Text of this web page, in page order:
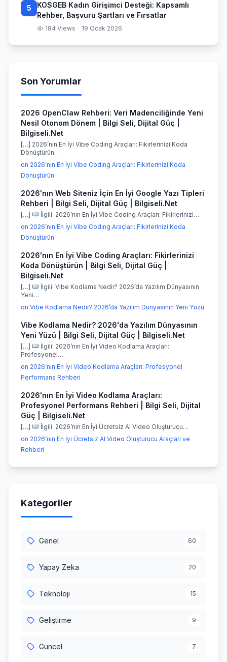
5
KOSGEB Kadın Girişimci Desteği: Kapsamlı
Rehber, Başvuru Şartları ve Fırsatlar
184 Views 19 Ocak 2026
Son Yorumlar
2026 OpenClaw Rehberi: Veri Madenciliğinde Yeni
Nesil Otonom Dönem | Bilgi Seli, Dijital Güç |
Bilgiseli.Net
[…] 2026’nın En İyi Vibe Coding Araçları: Fikirlerinizi Koda
Dönüştürün…
on 2026’nın En İyi Vibe Coding Araçları: Fikirlerinizi Koda
Dönüştürün
2026'nın Web Siteniz İçin En İyi Google Yazı Tipleri
Rehberi | Bilgi Seli, Dijital Güç | Bilgiseli.Net
[…]
İlgili: 2026’nın En İyi Vibe Coding Araçları: Fikirlerinizi…
on 2026’nın En İyi Vibe Coding Araçları: Fikirlerinizi Koda
Dönüştürün
2026'nın En İyi Vibe Coding Araçları: Fikirlerinizi
Koda Dönüştürün | Bilgi Seli, Dijital Güç |
Bilgiseli.Net
[…]
İlgili: Vibe Kodlama Nedir? 2026’da Yazılım Dünyasının
Yeni…
on Vibe Kodlama Nedir? 2026’da Yazılım Dünyasının Yeni Yüzü
Vibe Kodlama Nedir? 2026'da Yazılım Dünyasının
Yeni Yüzü | Bilgi Seli, Dijital Güç | Bilgiseli.Net
[…]
İlgili: 2026’nın En İyi Video Kodlama Araçları:
Profesyonel…
on 2026’nın En İyi Video Kodlama Araçları: Profesyonel
Performans Rehberi
2026'nın En İyi Video Kodlama Araçları:
Profesyonel Performans Rehberi | Bilgi Seli, Dijital
Güç | Bilgiseli.Net
[…]
İlgili: 2026’nın En İyi Ücretsiz AI Video Oluşturucu…
on 2026’nın En İyi Ücretsiz AI Video Oluşturucu Araçları ve
Rehberi
Kategoriler
Genel 60
Yapay Zeka 20
Teknoloji 15
Geliştirme 9
Güncel 7